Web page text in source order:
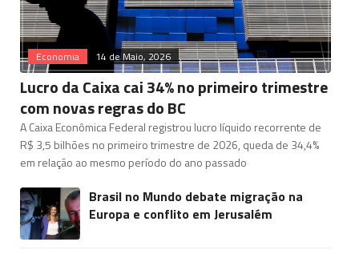
Economia 14 de Maio, 2026
Lucro da Caixa cai 34% no primeiro trimestre
com novas regras do BC
A Caixa Econômica Federal registrou lucro líquido recorrente de
R$ 3,5 bilhões no primeiro trimestre de 2026, queda de 34,4%
em relação ao mesmo período do ano passado
Brasil no Mundo debate migração na
Europa e conflito em Jerusalém